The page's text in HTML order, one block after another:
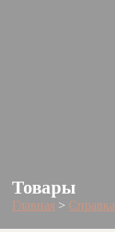
Товары
Главная > Справка